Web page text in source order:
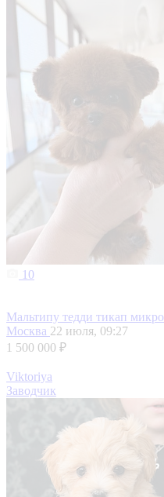
10
Мальтипу тедди тикап микро
Москва 22 июля, 09:27
1 500 000 ₽
Viktoriya
Заводчик